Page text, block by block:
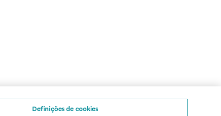
Definições de cookies